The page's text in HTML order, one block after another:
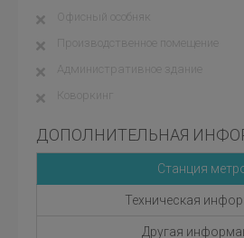
Офисный особняк
Производственное помещение
Административное здание
Коворкинг
ДОПОЛНИТЕЛЬНАЯ
Станция
Техническая
Другая